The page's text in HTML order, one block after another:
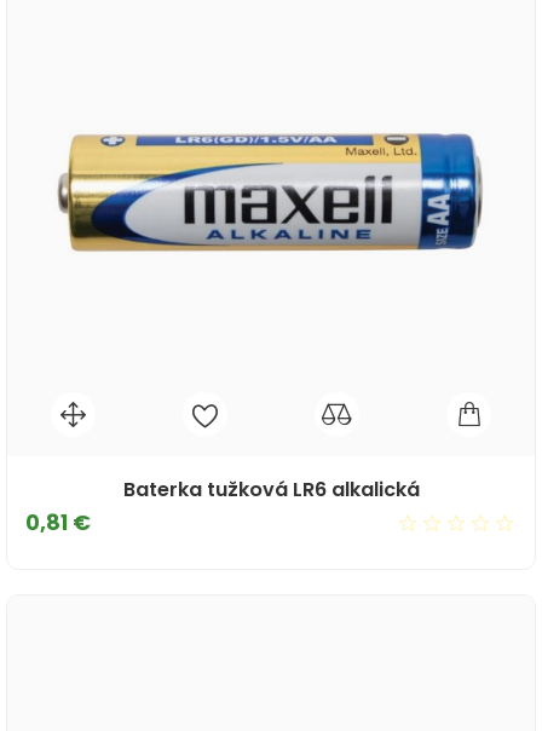
Baterka tužková LR6 alkalická
0,81 €Cena